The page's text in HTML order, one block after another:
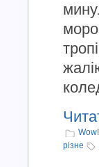
Wow!
різне